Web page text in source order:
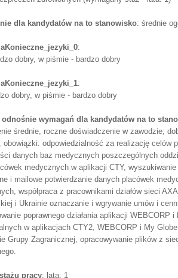
dla kandydatów na to stanowisko: średnie
:
dobry, w piśmie - bardzo dobry
:
dobry, w piśmie - bardzo dobry
wymagań dla kandydatów na to
średnie, roczne doświadczenie w zawodzie;
odpowiedzialność za realizację celów
danych baz medycznych poszczególnych
medycznych w aplikacji CTY,
i mailowe potwierdzanie danych placówek
współpraca z pracownikami działów sieci
i Ukrainie oznaczanie i wgrywanie umów i
poprawnego działania aplikacji WEBCORP i
w aplikacjach CTY2, WEBCORP i My
Grupy Zagranicznej, opracowywanie plików z
pracy: lata: 1